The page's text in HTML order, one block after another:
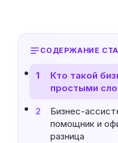
СОДЕРЖАНИЕ
1
Кто такой
простыми
2
Бизнес-
помощник и
разница